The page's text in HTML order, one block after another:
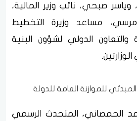
وياسر صبحي، نائب وزير المالية،
مساعد وزيرة التخطيط
والتعاون الدولي لشؤون البنية
للموازنة العامة للدولة
الحمصاني، المتحدث الرسمي